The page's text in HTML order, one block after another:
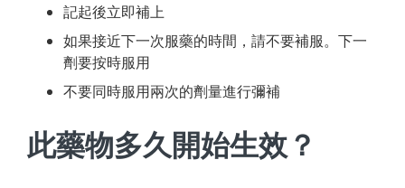
記起後立即補上
如果接近下一次服藥的時間，請不要補服。下一
劑要按時服用
不要同時服用兩次的劑量進行彌補
此藥物多久開始生效？